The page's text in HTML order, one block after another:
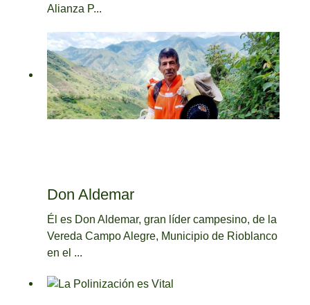
Alianza P...
Don Aldemar
Él es Don Aldemar, gran líder campesino, de la
Vereda Campo Alegre, Municipio de Rioblanco
en el ...